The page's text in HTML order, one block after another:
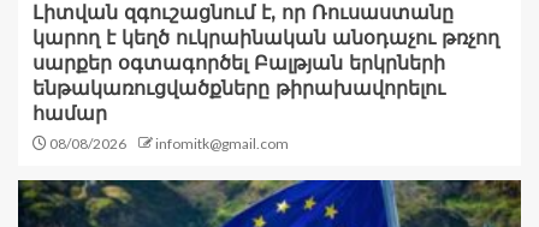
Լիտվան զգուշացնում է, որ Ռուսաստանը
կարող է կեղծ ուկրաինական անօդաչու թռչող
սարքեր օգտագործել Բալթյան երկրների
ենթակառուցվածքները թիրախավորելու
համար
08/08/2026 infomitk@gmail.com